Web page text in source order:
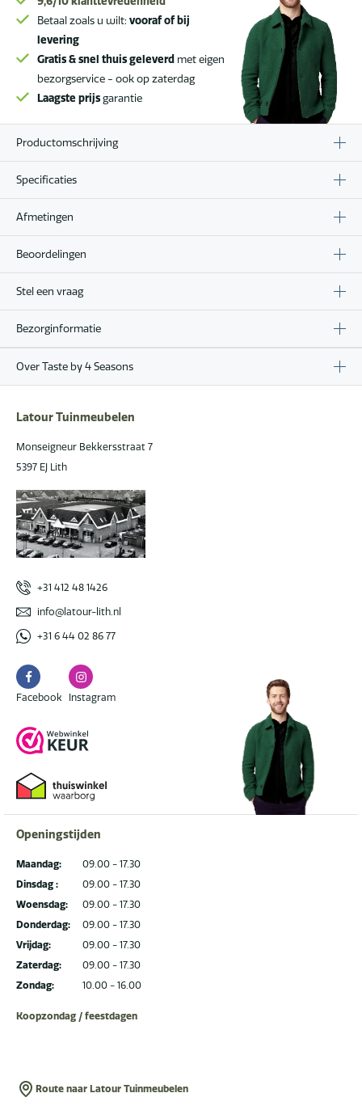
Betaal zoals u wilt: vooraf of bij
levering
Gratis & snel thuis geleverd met eigen
bezorgservice - ook op zaterdag
Laagste prijsgarantie
Productomschrijving
Specificaties
Afmetingen
Beoordelingen
Stel een vraag
Bezorginformatie
Over Taste by 4 Seasons
Latour Tuinmeubelen
Monseigneur Bekkersstraat 7
5397 EJ Lith
+31 412 48 1426
info@latour-lith.nl
+31 6 44 02 86 77
Facebook
Facebook
Instagram
Instagram
Openingstijden
Maandag:
Dinsdag :
Woensdag:
Donderdag:
Vrijdag:
Zaterdag:
Zondag:
09.00 - 17.30
09.00 - 17.30
09.00 - 17.30
09.00 - 17.30
09.00 - 17.30
09.00 - 17.30
10.00 - 16.00
Koopzondag / feestdagen
Route naar Latour Tuinmeubelen